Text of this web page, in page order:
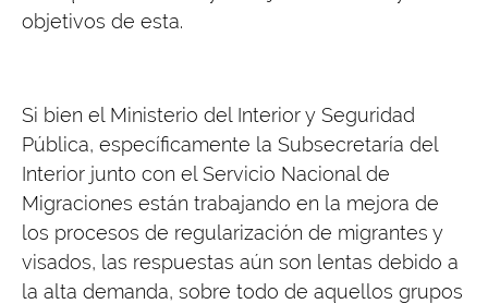
objetivos de esta.
Si bien el Ministerio del Interior y Seguridad
Pública, específicamente la Subsecretaría del
Interior junto con el Servicio Nacional de
Migraciones están trabajando en la mejora de
los procesos de regularización de migrantes y
visados, las respuestas aún son lentas debido a
la alta demanda, sobre todo de aquellos grupos